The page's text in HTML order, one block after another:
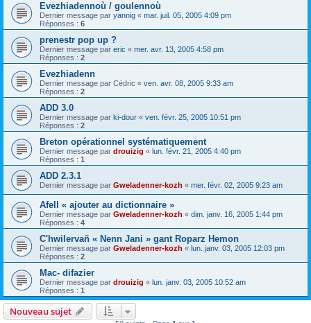
Evezhiadennoù / goulennoù
Dernier message par yannig « mar. juil. 05, 2005 4:09 pm
Réponses : 6
prenestr pop up ?
Dernier message par eric « mer. avr. 13, 2005 4:58 pm
Réponses : 2
Evezhiadenn
Dernier message par Cédric « ven. avr. 08, 2005 9:33 am
Réponses : 2
ADD 3.0
Dernier message par ki-dour « ven. févr. 25, 2005 10:51 pm
Réponses : 2
Breton opérationnel systématiquement
Dernier message par drouizig « lun. févr. 21, 2005 4:40 pm
Réponses : 1
ADD 2.3.1
Dernier message par Gweladenner-kozh « mer. févr. 02, 2005 9:23 am
Afell « ajouter au dictionnaire »
Dernier message par Gweladenner-kozh « dim. janv. 16, 2005 1:44 pm
Réponses : 4
C'hwilervañ « Nenn Jani » gant Roparz Hemon
Dernier message par Gweladenner-kozh « lun. janv. 03, 2005 12:03 pm
Réponses : 2
Mac- difazier
Dernier message par drouizig « lun. janv. 03, 2005 10:52 am
Réponses : 1
Nouveau sujet